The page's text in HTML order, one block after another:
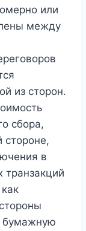
или
между
из сторон.
сбора,
стороне,
в
транзакций
бумажную